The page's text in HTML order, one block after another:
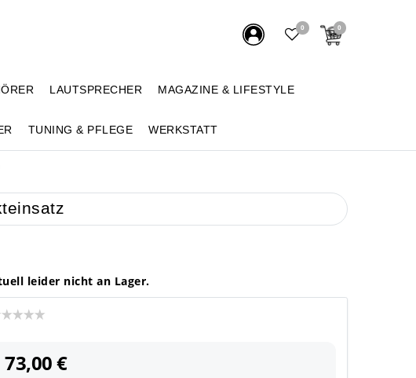
0 0
LAUTSPRECHER MAGAZINE & LIFESTYLE
TUNING & PFLEGE WERKSTATT
leider nicht an Lager.
73,00 €